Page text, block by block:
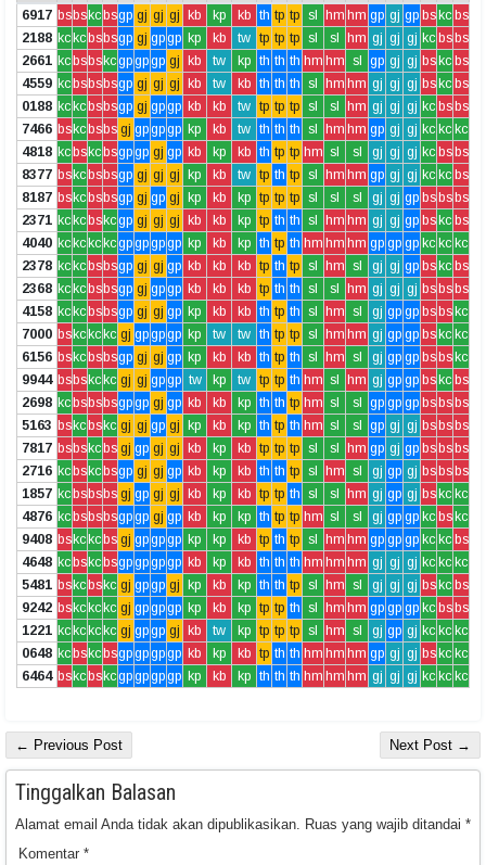
6917 bsbskcbsgp gj gj gj kb kp kb th tp tp sl hm hm gp gj gp bskc bs
2188 kckcbsbsgp gj gpgp kp kb tw tp tp tp sl sl hm gj gj gj kc bsbs
2661 kcbsbskcgpgpgp gj kb tw kp th th th hm hm sl gp gj gj bskc bs
4559 kcbsbsbsgp gj gj gj kb tw kb th th th sl hm hm gj gj gj bskc bs
0188 kckcbsbsgp gj gpgp kb kb tw tp tp tp sl sl hm gj gj gj kc bsbs
7466 bskcbsbs gj gpgpgp kp kb tw th th th sl hm hm gp gj gj kc kc kc
4818 kcbskcbsgpgp gj gp kb kp kb th tp tp hm sl sl gj gj gj kc bsbs
8377 bskcbsbsgp gj gj gj kp kb tw tp th tp sl hm hm gp gj gj kc kc bs
8187 bskcbsbsgp gj gp gj kp kb kp tp tp tp sl sl sl gj gj gp bsbsbs
2371 kckcbskcgp gj gj gj kb kb kp tp th th sl hm hm gj gj gp bskc bs
4040 kckckckcgpgpgpgp kp kb kp th tp th hm hm hm gp gp gp kc kc kc
2378 kckcbsbsgp gj gj gp kb kb kb tp th tp sl hm sl gj gj gp bskc bs
2368 kckcbsbsgp gj gpgp kb kb kb tp th th sl sl hm gj gj gj bsbsbs
4158 kckcbsbsgp gj gj gp kp kb kb th tp th sl hm sl gj gp gp bsbskc
7000 bskckckc gj gpgpgp kp tw tw th tp tp sl hm hm gj gp gp bskc kc
6156 bskcbsbsgp gj gj gp kp kb kb th tp th sl hm sl gj gp gp bsbskc
9944 bsbskckc gj gj gpgp tw kp tw tp tp th hm sl hm gj gp gp bskc bs
2698 kcbsbsbsgpgp gj gp kb kb kp th th tp hm sl sl gp gp gp bsbsbs
5163 bskcbskc gj gj gp gj kp kb kp th tp th hm sl sl gp gj gj bsbsbs
7817 bsbskcbs gj gp gj gj kb kp kb tp tp tp sl sl hm gp gj gp bsbsbs
2716 kcbskcbsgp gj gj gp kb kp kb th th tp sl hm sl gj gp gj bsbsbs
1857 kcbsbsbs gj gp gj gj kb kp kb tp tp th sl sl hm gj gp gj bskc kc
4876 kcbsbsbsgpgp gj gp kb kp kp th tp tp hm sl sl gj gp gp kc bskc
9408 bskckcbs gj gpgpgp kp kp kb tp th tp sl hm hm gp gp gp kc kc bs
4648 kcbskcbsgpgpgpgp kb kp kb th th th hm hm hm gj gj gj kc kc kc
5481 bskcbskc gj gpgp gj kp kb kp th th tp sl hm sl gj gj gj bskc bs
9242 bskckckc gj gpgpgp kp kb kp tp tp th sl hm hm gp gp gp kc bsbs
1221 kckckckc gj gpgp gj kb tw kp tp tp tp sl hm sl gj gp gj kc kc kc
0648 kcbskcbsgpgpgpgp kb kp kb tp th th hm hm hm gp gj gj bskc kc
6464 bskcbskcgpgpgpgp kp kb kp th th th hm hm hm gj gj gj kc kc kc
← Previous Post Next Post →
Tinggalkan Balasan
Alamat email Anda tidak akan dipublikasikan. Ruas yang wajib ditandai *
Komentar *